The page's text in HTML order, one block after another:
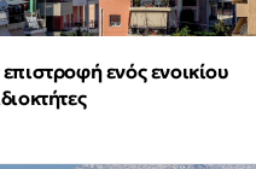
ενός ενοικίου